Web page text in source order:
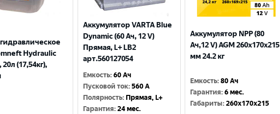
Hydraulic
20л (17,54кг),
Аккумулятор VARTA Blue
Dynamic (60 Ач, 12 V)
Прямая, L+ LB2
арт.560127054
Емкость:60 Ач
Пусковой ток:560 A
Полярность: Прямая, L+
Гарантия:24 мес.
Аккумулятор NPP (80
Ач,12 V) AGM 260x170x215
мм 24.2 кг
Емкость:80 Ач
Гарантия:6 мес.
Габариты:260x170x215